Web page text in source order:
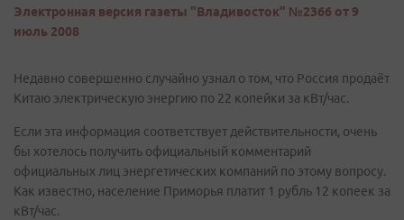
Электронная версия газеты "Владивосток" №2366 от 9
июль 2008
Недавно совершенно случайно узнал о том, что Россия продаёт
Китаю электрическую энергию по 22 копейки за кВт/час.
Если эта информация соответствует действительности, очень
бы хотелось получить официальный комментарий
официальных лиц энергетических компаний по этому вопросу.
Как известно, население Приморья платит 1 рубль 12 копеек за
кВт/час.